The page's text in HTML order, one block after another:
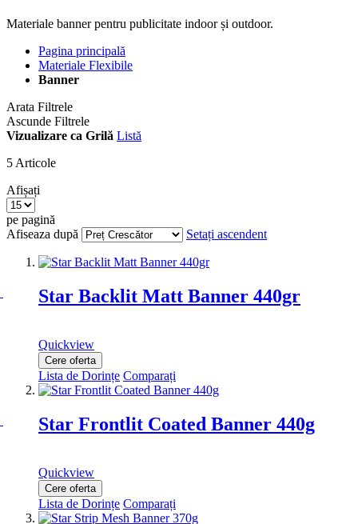
Materiale banner pentru publicitate indoor și outdoor.
Pagina principală
Materiale Flexibile
Banner
Arata Filtrele
Ascunde Filtrele
Vizualizare ca Grilă Listă
5 Articole
Afișați
pe pagină
Afiseaza după
Setați ascendent
Star Backlit Matt Banner 440gr
Quickview
Cere oferta
Lista de Dorințe Comparați
Star Frontlit Coated Banner 440g
Quickview
Cere oferta
Lista de Dorințe Comparați